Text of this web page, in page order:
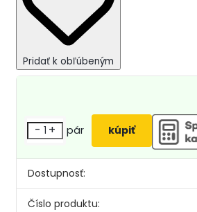
Pridať k obľúbeným
Dostupnosť:
Číslo produktu:
- + pár